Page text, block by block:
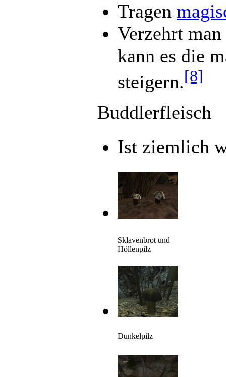
Tragen
Verzehrt
kann es die
steigern.[8]
Buddlerfleisch
Ist ziemlich
Sklavenbrot und
Höllenpilz
Dunkelpilz